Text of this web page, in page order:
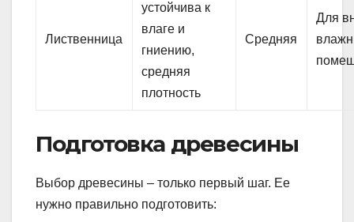
Лиственница
устойчива к
влаге и
гниению,
средняя
плотность
Средняя
Для
Подготовка древесины
Выбор древесины – только первый шаг. Ее
нужно правильно подготовить: